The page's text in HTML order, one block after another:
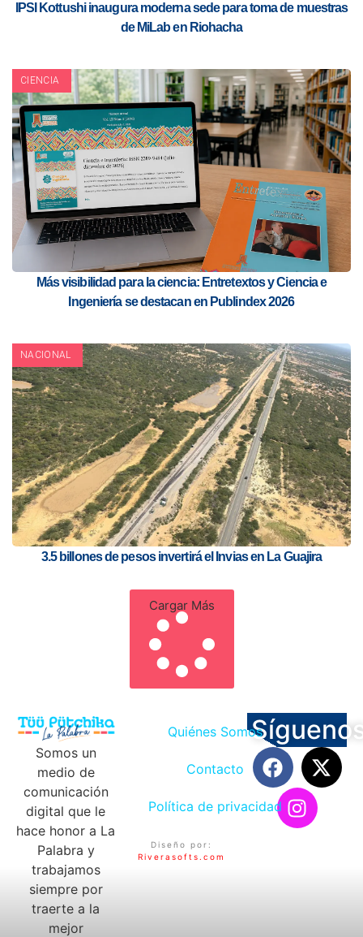
IPSI Kottushi inaugura moderna sede para toma de muestras
de MiLab en Riohacha
CIENCIA
Más visibilidad para la ciencia: Entretextos y Ciencia e
Ingeniería se destacan en Publindex 2026
NACIONAL
3.5 billones de pesos invertirá el Invias en La Guajira
Cargar Más
Somos un
medio de
comunicación
digital que le
hace honor a La
Palabra y
trabajamos
siempre por
traerte a la
mejor
Quiénes Somos
Contacto
Política de privacidad
Diseño por:
Riverasofts.com